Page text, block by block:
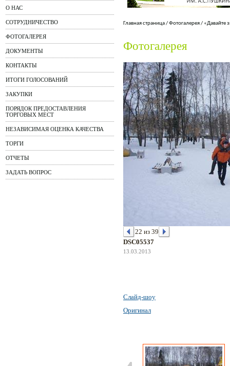
О НАС
СОТРУДНИЧЕСТВО
ФОТОГАЛЕРЕЯ
ДОКУМЕНТЫ
КОНТАКТЫ
ИТОГИ ГОЛОСОВАНИЙ
ЗАКУПКИ
ПОРЯДОК ПРЕДОСТАВЛЕНИЯ
ТОРГОВЫХ МЕСТ
НЕЗАВИСИМАЯ ОЦЕНКА КАЧЕСТВА
ТОРГИ
ОТЧЕТЫ
ЗАДАТЬ ВОПРОС
Главная страница/Фотогалерея/ «Давайте
Фотогалерея
22 из 39
DSC05537
13.03.2013
Слайд-шоу
Оригинал